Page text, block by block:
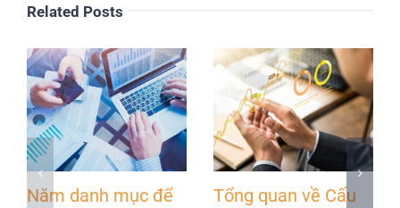
Related Posts
Năm danh mục để
Tổng quan về Cấu